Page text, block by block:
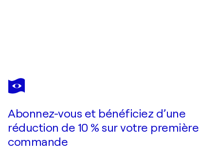
JOËLLE KEM LIKA
nymphéas 172
Abonnez-vous et bénéficiez d’une
réduction de 10 % sur votre première
commande